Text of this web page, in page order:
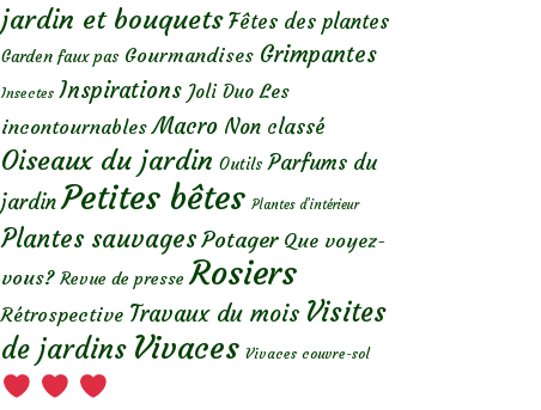
jardin et bouquets Fêtes des plantes
Garden faux pas Gourmandises Grimpantes
Insectes Inspirations Joli Duo Les
incontournables Macro Non classé
Oiseaux du jardin Outils Parfums du
jardin Petites bêtes Plantes d’intérieur
Plantes sauvages Potager Que voyez-
vous? Revue de presse Rosiers
Rétrospective Travaux du mois Visites
de jardins Vivaces Vivaces couvre-sol